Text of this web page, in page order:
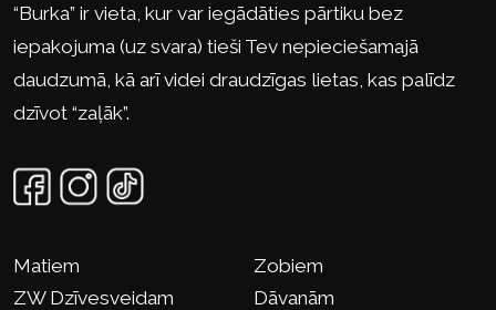
“Burka” ir vieta, kur var iegādāties pārtiku bez
iepakojuma (uz svara) tieši Tev nepieciešamajā
daudzumā, kā arī videi draudzīgas lietas, kas palīdz
dzīvot “zaļāk”.
Matiem
Zobiem
ZW Dzīvesveidam
Dāvanām